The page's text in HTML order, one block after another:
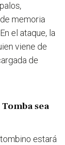
memoria
. En el ataque, la
viene de
de
sea
estará